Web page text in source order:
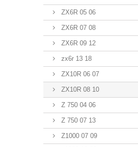
ZX6R 05 06
ZX6R 07 08
ZX6R 09 12
zx6r 13 18
ZX10R 06 07
ZX10R 08 10
Z 750 04 06
Z 750 07 13
Z1000 07 09